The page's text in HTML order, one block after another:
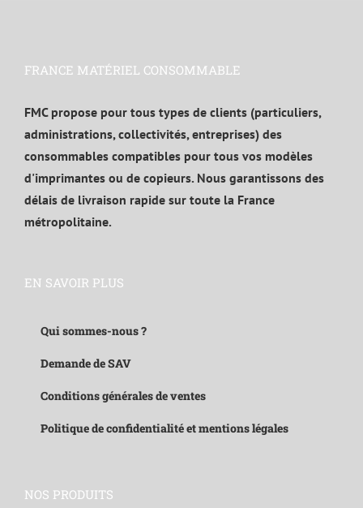
FRANCE MATÉRIEL CONSOMMABLE
FMC propose pour tous types de clients (particuliers,
administrations, collectivités, entreprises) des
consommables compatibles pour tous vos modèles
d'imprimantes ou de copieurs. Nous garantissons des
délais de livraison rapide sur toute la France
métropolitaine.
EN SAVOIR PLUS
Qui sommes-nous ?
Demande de SAV
Conditions générales de ventes
Politique de confidentialité et mentions légales
NOS PRODUITS